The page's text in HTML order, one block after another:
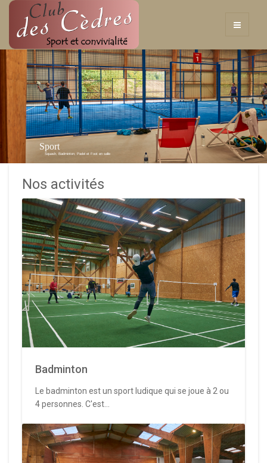
Sport
Squash, Badminton, Padel et Foot en salle
Nos activités
Badminton
Le badminton est un sport ludique qui se joue à 2 ou
4 personnes. C'est...